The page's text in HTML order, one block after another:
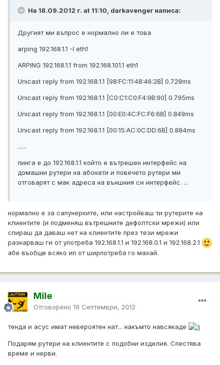
На 18.09.2012 г. at 11:10, darkavenger написа:
Другият ми въпрос е нормално ли е това
arping 192.168.1.1 -I eth1
ARPING 192.168.1.1 from 192.168.101.1 eth1
Unicast reply from 192.168.1.1 [98:FC:11:48:46:2B] 0.728ms
Unicast reply from 192.168.1.1 [C0:C1:C0:F4:9B:90] 0.795ms
Unicast reply from 192.168.1.1 [00:E0:4C:FC:F6:6B] 0.849ms
Unicast reply from 192.168.1.1 [00:15:AC:0C:DD:6B] 0.884ms
......
пинга е до 192.168.1.1 който е вътрешен интерфейс на
домашни рутери на абонати и повечето рутери ми
отговарят с мак адреса на външния си интерфейс. ...
нормално е за сапунерките, или настройваш ти рутерите на
клиентите (и подменяш вътрешните дефолтски мрежи) или
спираш да даваш нет на клиентите през тези мрежи
разкарваш ги от употреба 192.168.1.1 и 192.168.0.1 и 192.168.2.1
абе въобще всяко ип от ширпотреба го махай.
Mile
Отговорено 19 Септември, 2012
тенда и асус имат невероятен нат... накъмто навсякаде
Подарям рутери на клиентите с подобни изделия. Спестява
време и нерви.